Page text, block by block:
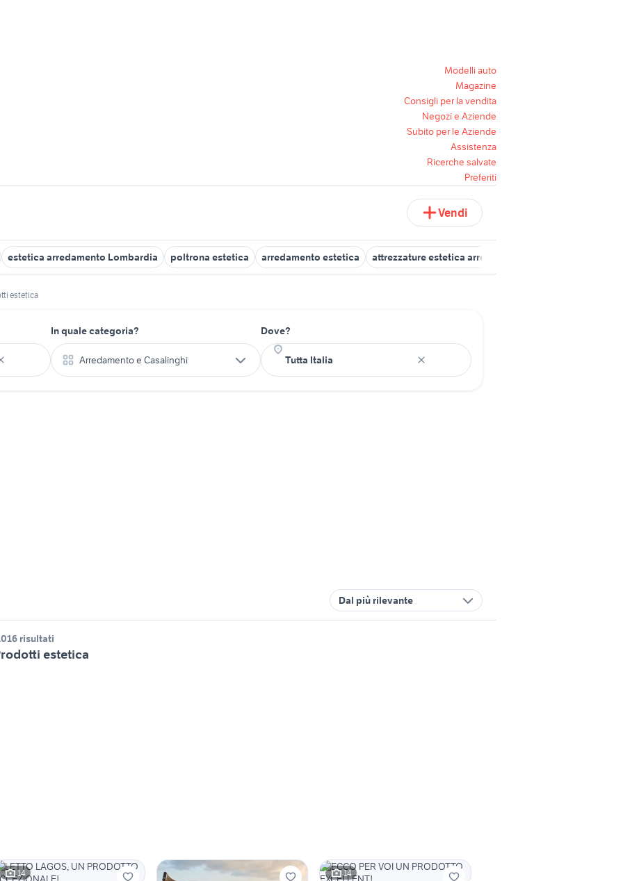
Modelli auto
Magazine
Consigli per la vendita
Negozi e Aziende
Subito per le Aziende
Assistenza
Ricerche salvate
Preferiti
Vendi
estetica arredamento Lombardia poltrona estetica arredamento estetica attrezzature estetica arredamento
estetica
In quale categoria?
Arredamento e Casalinghi
Dove?
Dal più rilevante
risultati
estetica
14 14